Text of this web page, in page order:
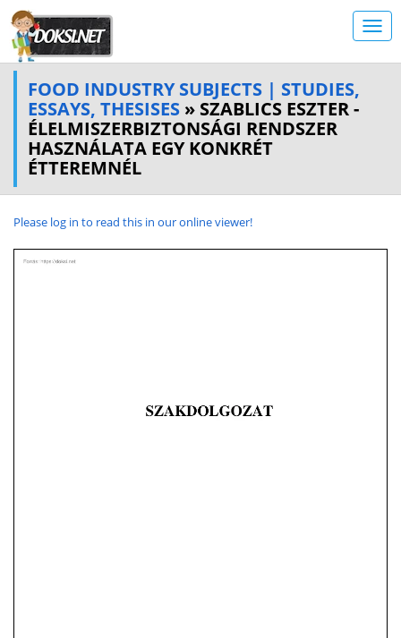
FOOD INDUSTRY SUBJECTS | STUDIES,
ESSAYS, THESISES » SZABLICS ESZTER -
ÉLELMISZERBIZTONSÁGI RENDSZER
HASZNÁLATA EGY KONKRÉT
ÉTTEREMNÉL
Please log in to read this in our online viewer!